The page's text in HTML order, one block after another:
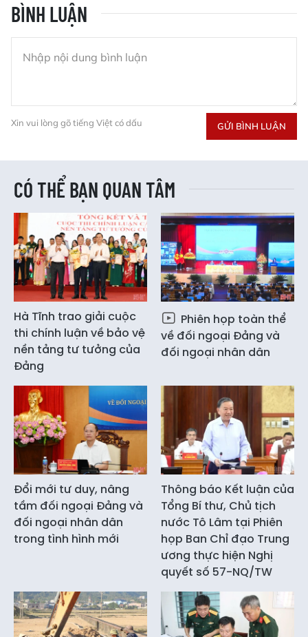
BÌNH LUẬN
Xin vui lòng gõ tiếng Việt có dấu GỬI BÌNH LUẬN
CÓ THỂ BẠN QUAN TÂM
Hà Tĩnh trao giải cuộc
thi chính luận về bảo vệ
nền tảng tư tưởng của
Đảng
Phiên họp toàn thể
về đối ngoại Đảng và
đối ngoại nhân dân
Đổi mới tư duy, nâng
tầm đối ngoại Đảng và
đối ngoại nhân dân
trong tình hình mới
Thông báo Kết luận của
Tổng Bí thư, Chủ tịch
nước Tô Lâm tại Phiên
họp Ban Chỉ đạo Trung
ương thực hiện Nghị
quyết số 57-NQ/TW